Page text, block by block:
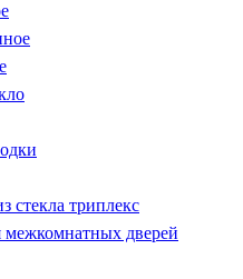
стекла триплекс
межкомнатных дверей